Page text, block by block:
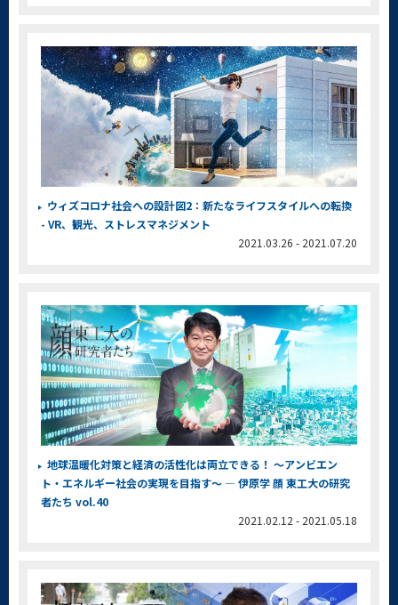
ウィズコロナ社会への設計図2：新たなライフスタイルへの転換
- VR、観光、ストレスマネジメント
2021.03.26 - 2021.07.20
地球温暖化対策と経済の活性化は両立できる！ ～アンビエン
ト・エネルギー社会の実現を目指す～ ― 伊原学 顔 東工大の研究
者たち vol.40
2021.02.12 - 2021.05.18